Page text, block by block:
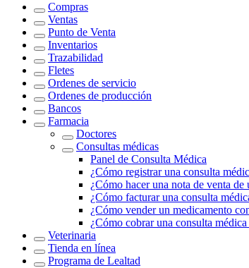
Compras
Ventas
Punto de Venta
Inventarios
Trazabilidad
Fletes
Ordenes de servicio
Ordenes de producción
Bancos
Farmacia
Doctores
Consultas médicas
Panel de Consulta Médica
¿Cómo registrar una consulta
¿Cómo hacer una nota de venta de
¿Cómo facturar una consulta
¿Cómo vender un medicamento
¿Cómo cobrar una consulta
Veterinaria
Tienda en línea
Programa de Lealtad